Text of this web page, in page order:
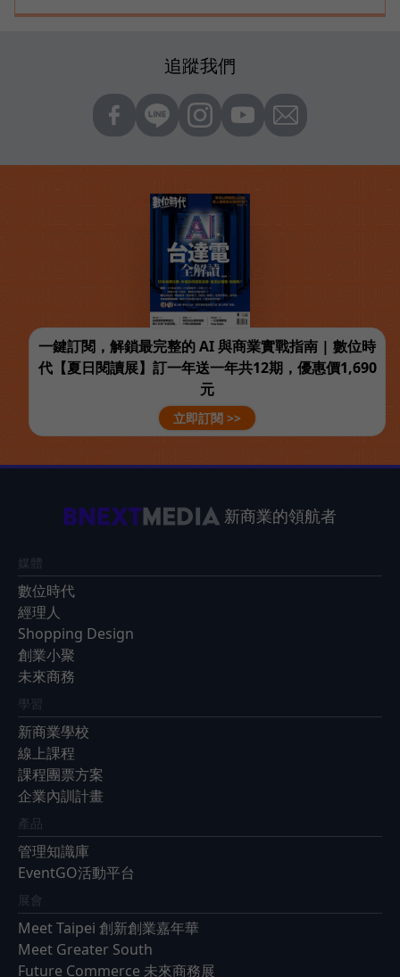
追蹤我們
一鍵訂閱，解鎖最完整的 AI 與商業實戰指南 | 數位時
代【夏日閱讀展】訂一年送一年共12期，優惠價1,690
元
立即訂閱 >>
新商業的領航者
媒體
數位時代
經理人
Shopping Design
創業小聚
未來商務
學習
新商業學校
線上課程
課程團票方案
企業內訓計畫
產品
管理知識庫
EventGO活動平台
展會
Meet Taipei 創新創業嘉年華
Meet Greater South
Future Commerce 未來商務展